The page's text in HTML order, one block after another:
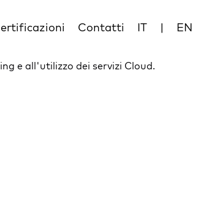
Contatti IT | EN
e all'utilizzo dei servizi Cloud.